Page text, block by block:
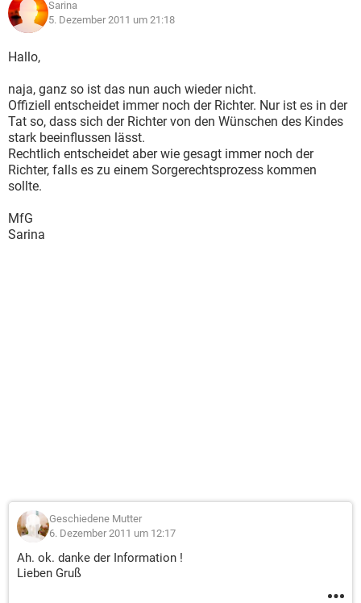
Sarina
5. Dezember 2011 um 21:18
Hallo,
naja, ganz so ist das nun auch wieder nicht.
Offiziell entscheidet immer noch der Richter. Nur ist es in der
Tat so, dass sich der Richter von den Wünschen des Kindes
stark beeinflussen lässt.
Rechtlich entscheidet aber wie gesagt immer noch der
Richter, falls es zu einem Sorgerechtsprozess kommen
sollte.
MfG
Sarina
Geschiedene Mutter
6. Dezember 2011 um 12:17
Ah. ok. danke der Information !
Lieben Gruß